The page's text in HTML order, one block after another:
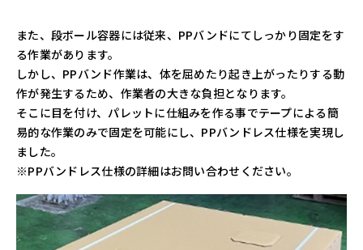
また、段ボール容器には従来、PPバンドにてしっかり固定をす
る作業があります。
しかし、PPバンド作業は、体を屈めたり起き上がったりする動
作が発生するため、作業者の大きな負担となります。
そこに目を付け、パレットに仕組みを作る事でテープによる簡
易的な作業のみで固定を可能にし、PPバンドレス仕様を実現し
ました。
※PPバンドレス仕様の詳細はお問い合わせください。